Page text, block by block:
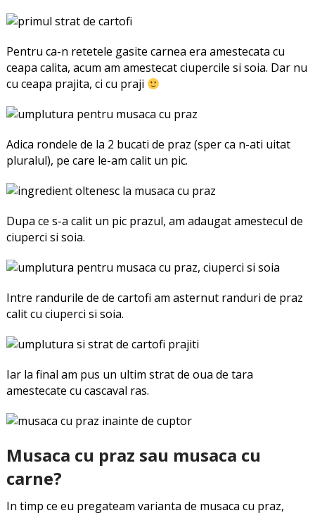
Pentru ca-n retetele gasite carnea era amestecata cu
ceapa calita, acum am amestecat ciupercile si soia. Dar nu
cu ceapa prajita, ci cu praji
Adica rondele de la 2 bucati de praz (sper ca n-ati uitat
pluralul), pe care le-am calit un pic.
Dupa ce s-a calit un pic prazul, am adaugat amestecul de
ciuperci si soia.
Intre randurile de de cartofi am asternut randuri de praz
calit cu ciuperci si soia.
Iar la final am pus un ultim strat de oua de tara
amestecate cu cascaval ras.
Musaca cu praz sau musaca cu
carne?
In timp ce eu pregateam varianta de musaca cu praz,